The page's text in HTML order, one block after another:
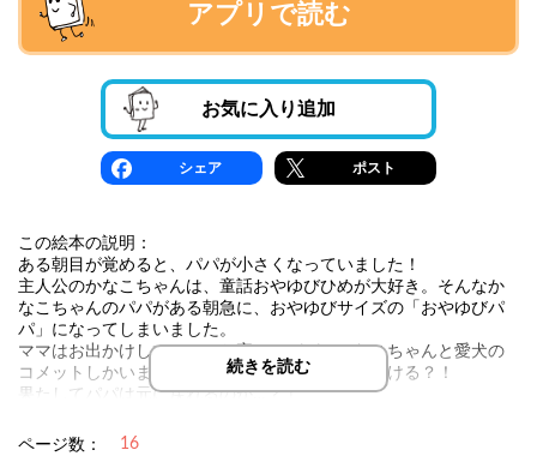
アプリで読む
お気に入り追加
シェア ポスト
この絵本の説明：
ある朝目が覚めると、パパが小さくなっていました！
主人公のかなこちゃんは、童話おやゆびひめが大好き。そんなか
なこちゃんのパパがある朝急に、おやゆびサイズの「おやゆびパ
パ」になってしまいました。
ママはお出かけしていて、お家にはパパとかなこちゃんと愛犬の
コメットしかいません！このピンチをどう切り抜ける？！
果たしてパパは元に戻れるのか…？！
続きを読む
ページ数： 16